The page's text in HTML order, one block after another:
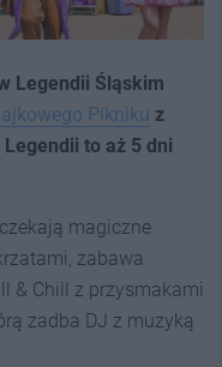
Legendii Śląskim
Pikniku z
to aż 5 dni
magiczne
zabawa
& Chill z przysmakami
zadba DJ z muzyką